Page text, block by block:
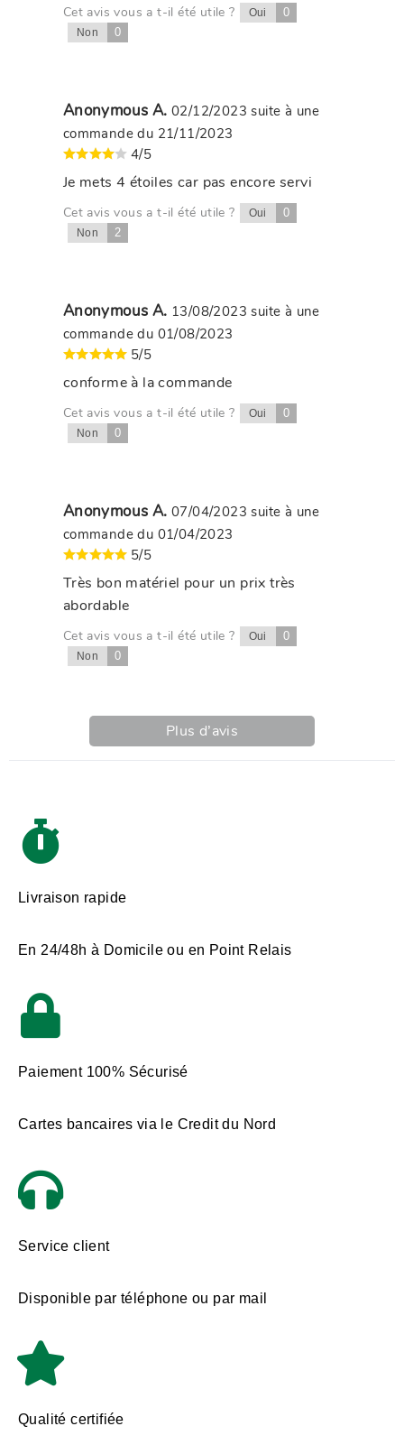
Cet avis vous a t-il été utile ? Oui 0
Non 0
Anonymous A.02/12/2023 suite à une
commande du 21/11/2023
4/5
Je mets 4 étoiles car pas encore servi
Cet avis vous a t-il été utile ? Oui 0
Non 2
Anonymous A. 13/08/2023 suite à une
commande du 01/08/2023
5/5
conforme à la commande
Cet avis vous a t-il été utile ? Oui 0
Non 0
Anonymous A.07/04/2023 suite à une
commande du 01/04/2023
5/5
Très bon matériel pour un prix très
abordable
Cet avis vous a t-il été utile ? Oui 0
Non 0
Plus d’avis
Livraison rapide
En 24/48h à Domicile ou en Point Relais
Paiement 100% Sécurisé
Cartes bancaires via le Credit du Nord
Service client
Disponible par téléphone ou par mail
Qualité certifiée